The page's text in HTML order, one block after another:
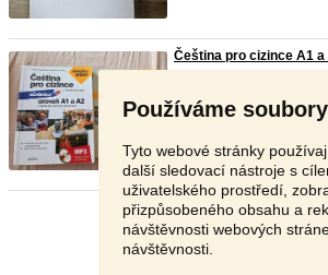
Používáme
Tyto webové stránky
další sledovací nástroje s
uživatelského prostředí,
přizpůsobeného obsahu a
návštěvnosti webových
návštěvnosti.
Čeština pro cizince A1 a
235 Kč
Stránka: 1 2 3 Další